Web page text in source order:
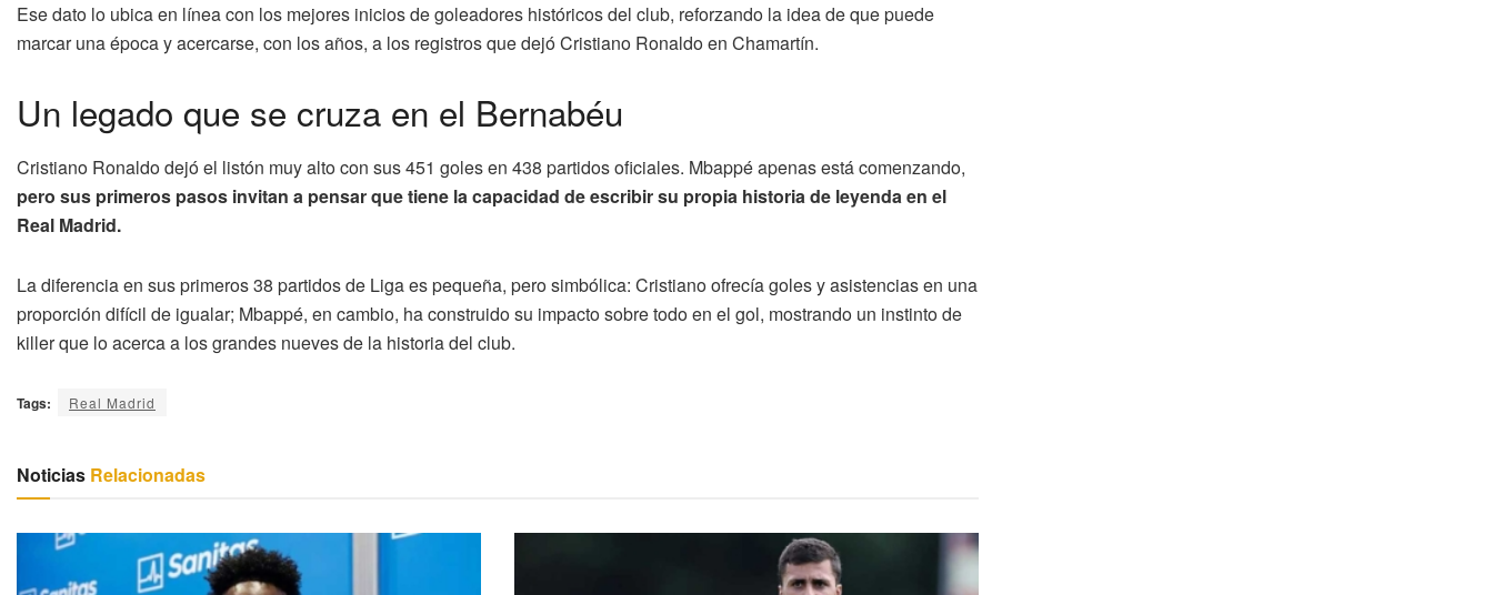
Ese dato lo ubica en línea con los mejores inicios de goleadores históricos del club, reforzando la idea de que puede
marcar una época y acercarse, con los años, a los registros que dejó Cristiano Ronaldo en Chamartín.
Un legado que se cruza en el Bernabéu
Cristiano Ronaldo dejó el listón muy alto con sus 451 goles en 438 partidos oficiales. Mbappé apenas está comenzando,
pero sus primeros pasos invitan a pensar que tiene la capacidad de escribir su propia historia de leyenda en el
Real Madrid.
La diferencia en sus primeros 38 partidos de Liga es pequeña, pero simbólica: Cristiano ofrecía goles y asistencias en una
proporción difícil de igualar; Mbappé, en cambio, ha construido su impacto sobre todo en el gol, mostrando un instinto de
killer que lo acerca a los grandes nueves de la historia del club.
Tags: Real Madrid
Noticias Relacionadas